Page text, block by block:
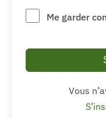
Me garder
Vous